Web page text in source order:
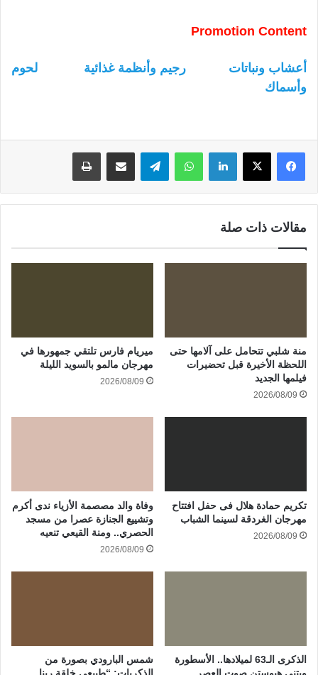
Promotion Content
أعشاب ونباتات رجيم وأنظمة غذائية
لحوم
وأسماك
لينكدإن واتساب
مقالات ذات صلة
منة شلبي تتحامل على آلامها حتى
اللحظة الأخيرة قبل تحضيرات
فيلمها الجديد
2026/08/09
ميريام فارس تلتقي جمهورها في
مهرجان مالمو بالسويد الليلة
2026/08/09
تكريم حمادة هلال فى حفل افتتاح
مهرجان الغردقة لسينما الشباب
2026/08/09
وفاة والد مصصمة الأزياء ندى أكرم
وتشييع الجنازة عصرا من مسجد
الحصري.. ومنة القيعي تنعيه
2026/08/09
الذكرى الـ63 لميلادها.. الأسطورة
شمس البارودي بصورة من